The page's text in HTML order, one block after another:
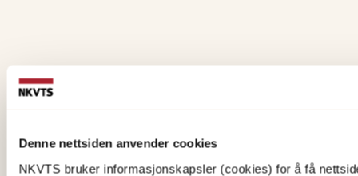
Denne nettsiden anvender cookies
NKVTS bruker informasjonskapsler (cookies) for å få